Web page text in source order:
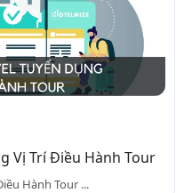
Vị Trí Điều Hành Tour
Hành Tour ...